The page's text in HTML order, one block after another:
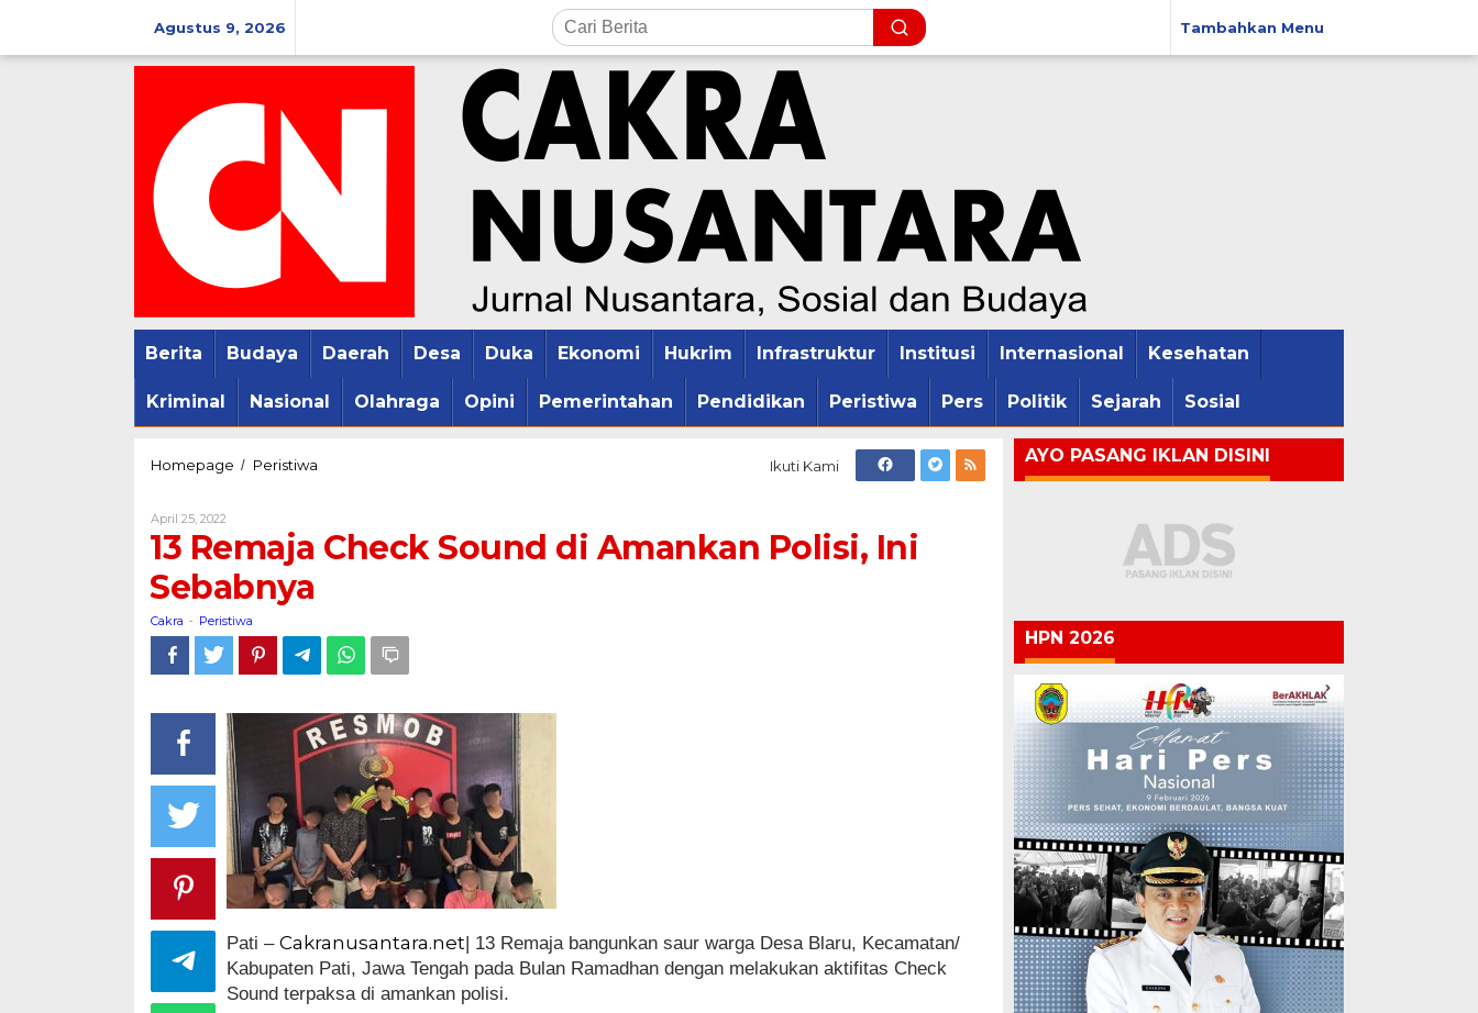
konten
Agustus 9, 2026 Tambahkan Menu
Berita Budaya Daerah Desa Duka Ekonomi Hukrim Infrastruktur Institusi Internasional Kesehatan
Kriminal Nasional Olahraga Opini Pemerintahan Pendidikan Peristiwa Pers Politik Sejarah Sosial
Homepage / Peristiwa
di
Sebabnya
Ikuti Kami
April 25, 2022
13 Remaja Check Sound di Amankan Polisi, Ini
Sebabnya
Cakra - Peristiwa
Pati –Cakranusantara.net| 13 Remaja bangunkan saur warga Desa Blaru, Kecamatan/
Kabupaten Pati, Jawa Tengah pada Bulan Ramadhan dengan melakukan aktifitas Check
Sound terpaksa di amankan polisi.
AYO PASANG IKLAN DISINI
HPN 2026